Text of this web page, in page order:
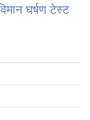
घर्षण टेस्ट